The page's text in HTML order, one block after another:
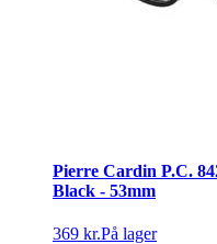
Pierre Cardin P.C.
Black - 53mm
369 kr.På lager